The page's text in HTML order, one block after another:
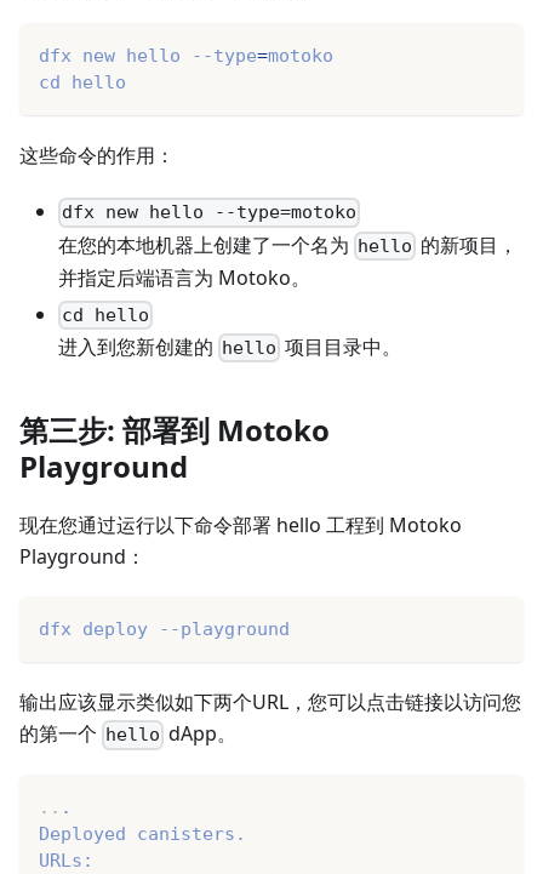
dfx new hello --type=motoko
cd
hello
这些命令的作用：
dfx new hello --type=motoko
在您的本地机器上创建了一个名为 hello 的新项目，
并指定后端语言为 Motoko。
cd hello
进入到您新创建的 hello 项目目录中。
第三步: 部署到 Motoko
Playground
现在您通过运行以下命令部署 hello 工程到 Motoko
Playground：
dfx deploy --playground
输出应该显示类似如下两个URL，您可以点击链接以访问您
的第一个 hello dApp。
.. .
Deployed canisters.
URLs: